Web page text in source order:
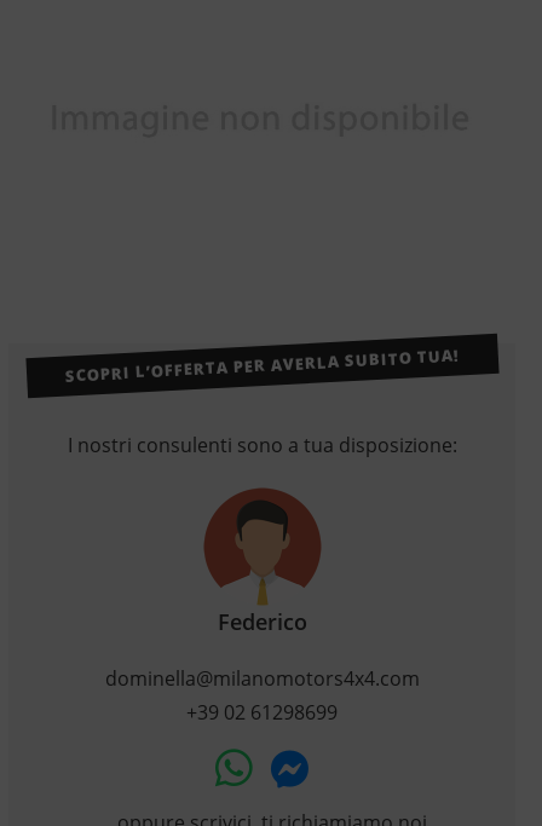
SCOPRI L’OFFERTA PER AVERLA SUBITO TUA!
I nostri consulenti sono a tua disposizione:
Federico
dominella@milanomotors4x4.com
+39 02 61298699